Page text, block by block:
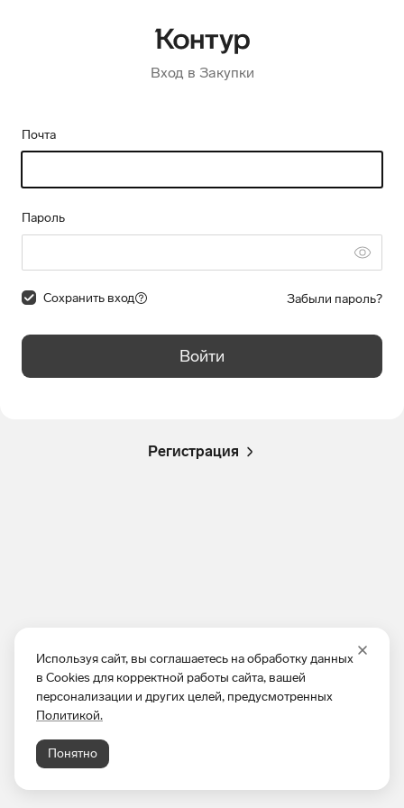
Используя сайт, вы соглашаетесь на обработку данных
в Cookies для корректной работы сайта, вашей
персонализации и других целей, предусмотренных
Политикой.
Понятно
Вход в Закупки
Почта
Пароль
Сохранить вход Забыли пароль?
Войти
Регистрация